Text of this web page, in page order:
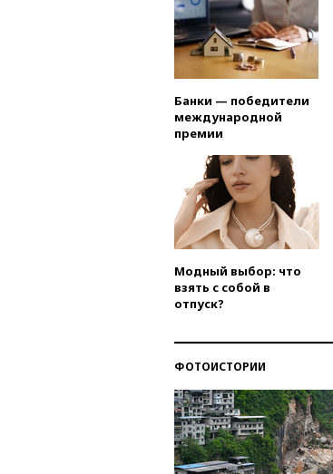
Банки — победители
международной
премии
Модный выбор: что
взять с собой в
отпуск?
ФОТОИСТОРИИ